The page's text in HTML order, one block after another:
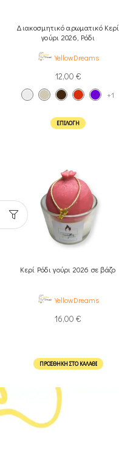
Διακοσμητικό αρωματικό Κερί
γούρι 2026, Ρόδι
YellowDreams
12,00 €
+1
ΕΠΙΛΟΓΉ
Κερί Ρόδι γούρι 2026 σε βάζο
YellowDreams
16,00 €
ΠΡΟΣΘΉΚΗ ΣΤΟ ΚΑΛΆΘΙ